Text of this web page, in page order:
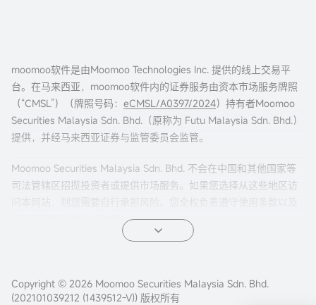
moomoo软件是由Moomoo Technologies Inc. 提供的线上交易平
台。在马来西亚，moomoo软件内的证券服务由资本市场服务牌照
（“CMSL”）（牌照号码： eCMSL/A0397/2024）持有者Moomoo
Securities Malaysia Sdn. Bhd.（原称为 Futu Malaysia Sdn. Bhd.）
提供，并经马来西亚证券与监管委员会监管。
Moomoo Securities Malaysia Sdn. Bhd. 不会在中国和其他国家等
司法管辖区招揽投资者或提供市场服务。如果您选择从这些地区访
任何适用的当地法律法规。
Copyright © 2026 Moomoo Securities Malaysia Sdn. Bhd.
(202101039212 (1439512-V)) 版权所有